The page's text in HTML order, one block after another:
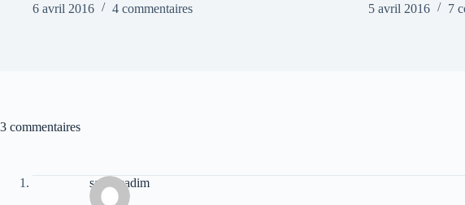
6 avril 2016
4 commentaires
5 avril 2016
7
3 commentaires
sarah sadim